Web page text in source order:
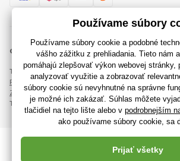
© 2018 - 2026 RajHraciek.sk, Všetky práva
Táto stránka je chránená pomocou reCAPTCHA
Pravidlá ochrany osobných údajovspoločnosti
Zmluvné podmienky.
Tvorba výkonných internetových obchodov od